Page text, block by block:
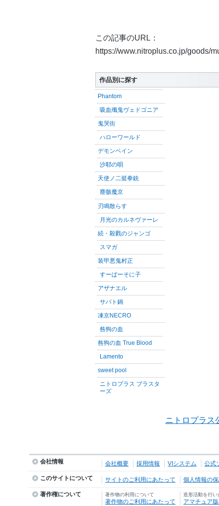
この記事のURL：
https://www.nitroplus.co.jp/goods/
作品別に探す
Phantom
吸血殲鬼ヴェドゴニア
鬼哭街
ハローワールド
デモンベイン
沙耶の唄
天使ノ二挺拳銃
塵骸魔京
刃鳴散らす
月光のカルネヴァーレ
続・殺戮のジャンゴ
スマガ
装甲悪鬼村正
すーぱーそに子
アザナエル
サバト鍋
凍京NECRO
咎狗の血
咎狗の血 True Blood
Lamento
sweet pool
ニトロプラス ブラスタ
ーズ
ニトロプラス
会社情報 会社概要 採用情報 VIシステム 公式
このサイトについて サイトのご利用にあたって 個人情報の
著作権について 著作物の利用について
著作物のご利用にあたって
造形活動を行い
アマチュア